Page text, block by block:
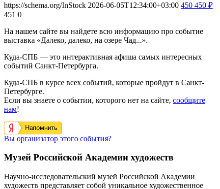
https://schema.org/InStock 2026-06-05T12:34:00+03:00 450 450 ₽
451 0
На нашем сайте вы найдете всю информацию про событие
выставка «Далеко, далеко, на озере Чад...».
Куда-СПБ — это интерактивная афиша самых интересных
событий Санкт-Петербурга.
Куда-СПБ в курсе всех событий, которые пройдут в Санкт-
Петербурге.
Если вы знаете о событии, которого нет на сайте, сообщите
нам!
Напомнить
Вы организатор этого события?
Музей Российской Академии художеств
Научно-исследовательский музей Российской Академии
художеств представляет собой уникальное художественное